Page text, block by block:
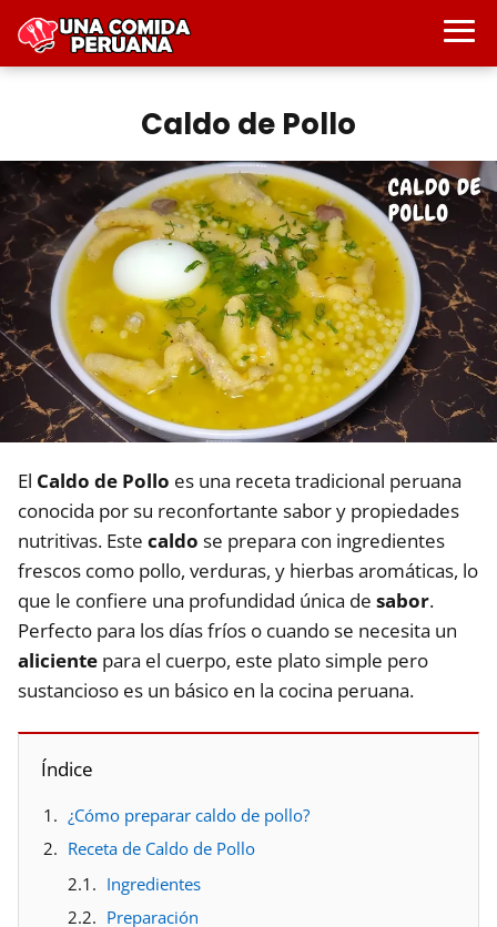
Caldo de Pollo
El Caldo de Pollo es una receta tradicional peruana
conocida por su reconfortante sabor y propiedades
nutritivas. Este caldo se prepara con ingredientes
frescos como pollo, verduras, y hierbas aromáticas, lo
que le confiere una profundidad única de sabor.
Perfecto para los días fríos o cuando se necesita un
aliciente para el cuerpo, este plato simple pero
sustancioso es un básico en la cocina peruana.
Índice
¿Cómo preparar caldo de pollo?
Receta de Caldo de Pollo
Ingredientes
Preparación